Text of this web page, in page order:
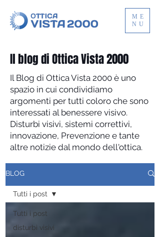
ME
NU
BLOG
Tutti i post
disturbi visivi
Tutti i post
Il blog di Ottica Vista 2000
Il Blog di Ottica Vista 2000 è uno
spazio in cui condividiamo
argomenti per tutti coloro che sono
interessati al benessere visivo.
Disturbi visivi, sistemi correttivi,
innovazione, Prevenzione e tante
altre notizie dal mondo dell'ottica.